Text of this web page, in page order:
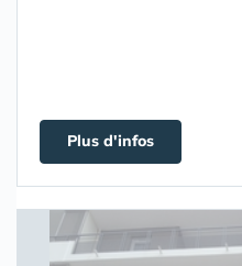
Plus d'infos